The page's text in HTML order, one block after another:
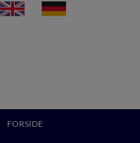
FORSIDE